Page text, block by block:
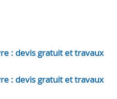
: devis gratuit et travaux
: devis gratuit et travaux